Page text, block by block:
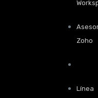
Zoho
Línea